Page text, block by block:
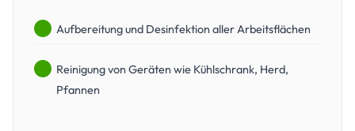
Aufbereitung und Desinfektion aller Arbeitsflächen
Reinigung von Geräten wie Kühlschrank, Herd,
Pfannen